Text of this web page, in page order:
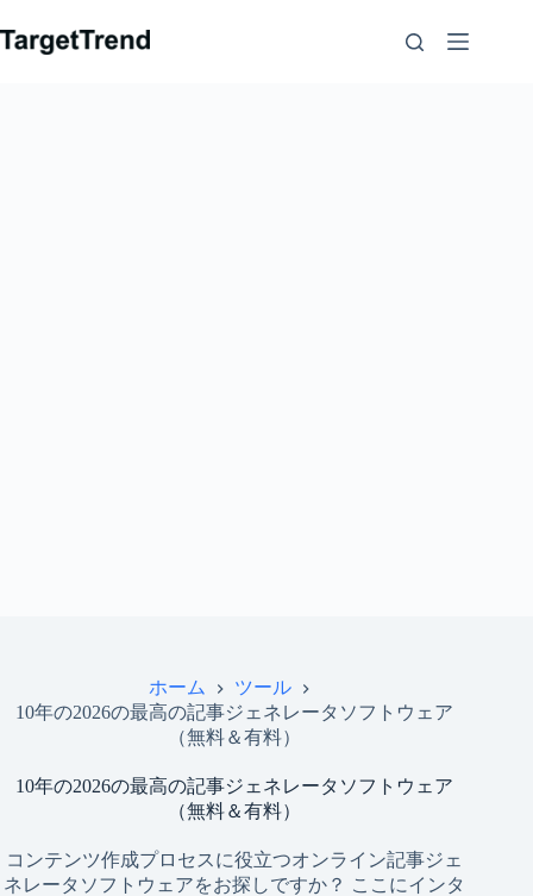
ン
ホーム
ツール
10年の2026の最高の記事ジェネレータソフトウェア
（無料＆有料）
10年の2026の最高の記事ジェネレータソフトウェア
（無料＆有料）
コンテンツ作成プロセスに役立つオンライン記事ジェ
ネレータソフトウェアをお探しですか？ ここにインタ